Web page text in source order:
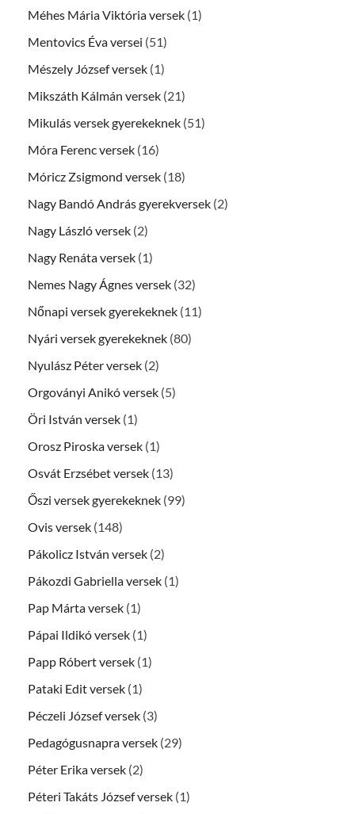
Méhes Mária Viktória versek (1)
Mentovics Éva versei (51)
Mészely József versek (1)
Mikszáth Kálmán versek (21)
Mikulás versek gyerekeknek (51)
Móra Ferenc versek (16)
Móricz Zsigmond versek (18)
Nagy Bandó András gyerekversek (2)
Nagy László versek (2)
Nagy Renáta versek (1)
Nemes Nagy Ágnes versek (32)
Nőnapi versek gyerekeknek (11)
Nyári versek gyerekeknek (80)
Nyulász Péter versek (2)
Orgoványi Anikó versek (5)
Öri István versek (1)
Orosz Piroska versek (1)
Osvát Erzsébet versek (13)
Őszi versek gyerekeknek (99)
Ovis versek (148)
Pákolicz István versek (2)
Pákozdi Gabriella versek (1)
Pap Márta versek (1)
Pápai Ildikó versek (1)
Papp Róbert versek (1)
Pataki Edit versek (1)
Péczeli József versek (3)
Pedagógusnapra versek (29)
Péter Erika versek (2)
Péteri Takáts József versek (1)